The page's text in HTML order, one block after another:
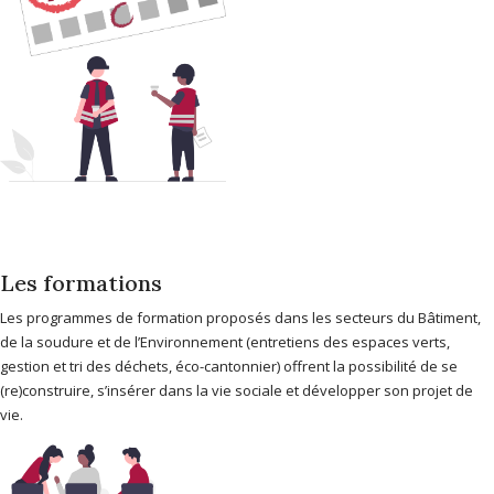
Les formations
Les programmes de formation proposés dans les secteurs du Bâtiment,
de la soudure et de l’Environnement (entretiens des espaces verts,
gestion et tri des déchets, éco-cantonnier) offrent la possibilité de se
(re)construire, s’insérer dans la vie sociale et développer son projet de
vie.